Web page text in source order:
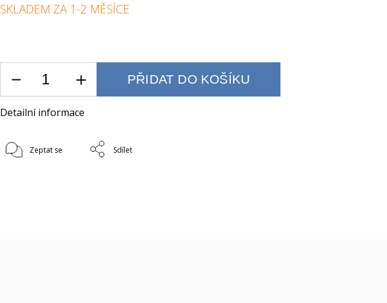
SKLADEM ZA 1-2 MĚSÍCE
PŘIDAT DO KOŠÍKU
Detailní informace
Zeptat se Sdílet